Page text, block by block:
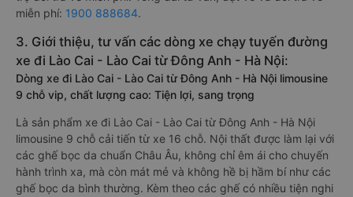
miễn phí: 1900 888684.
3. Giới thiệu, tư vấn các dòng xe chạy tuyến đường
xe đi Lào Cai - Lào Cai từ Đông Anh - Hà Nội:
Dòng xe đi Lào Cai - Lào Cai từ Đông Anh - Hà Nội limousine
9 chỗ vip, chất lượng cao: Tiện lợi, sang trọng
Là sản phẩm xe đi Lào Cai - Lào Cai từ Đông Anh - Hà Nội
limousine 9 chỗ cải tiến từ xe 16 chỗ. Nội thất được làm lại với
các ghế bọc da chuẩn Châu Âu, không chỉ êm ái cho chuyến
hành trình xa, mà còn mát mẻ và không hề bị hầm bí như các
ghế bọc da bình thường. Kèm theo các ghế có nhiều tiện nghi